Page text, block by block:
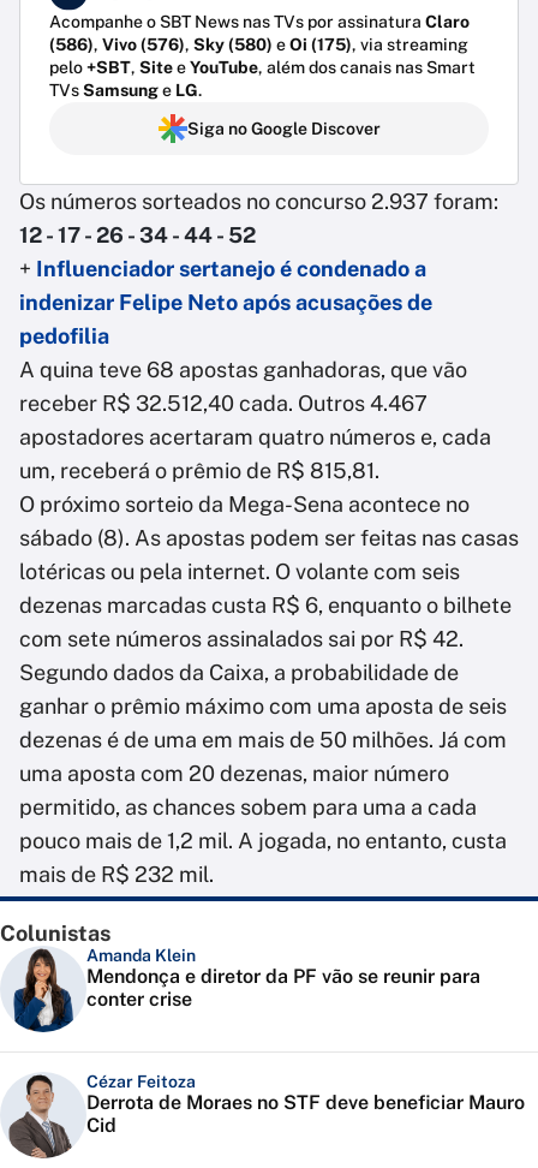
Acompanhe o SBT News nas TVs por assinatura Claro
(586), Vivo (576), Sky (580) eOi (175), via streaming
pelo+SBT, SiteeYouTube, além dos canais nas Smart
TVsSamsunge LG.
Siga no Google Discover
Os números sorteados no concurso 2.937 foram:
12 - 17 - 26 - 34 - 44 - 52
+ Influenciador sertanejo é condenado a
indenizar Felipe Neto após acusações de
pedofilia
A quina teve 68 apostas ganhadoras, que vão
receber R$ 32.512,40 cada. Outros 4.467
apostadores acertaram quatro números e, cada
um, receberá o prêmio de R$ 815,81.
O próximo sorteio da Mega-Sena acontece no
sábado (8). As apostas podem ser feitas nas casas
lotéricas ou pela internet. O volante com seis
dezenas marcadas custa R$ 6, enquanto o bilhete
com sete números assinalados sai por R$ 42.
Segundo dados da Caixa, a probabilidade de
ganhar o prêmio máximo com uma aposta de seis
dezenas é de uma em mais de 50 milhões. Já com
uma aposta com 20 dezenas, maior número
permitido, as chances sobem para uma a cada
pouco mais de 1,2 mil. A jogada, no entanto, custa
mais de R$ 232 mil.
Colunistas
Amanda Klein
Mendonça e diretor da PF vão se reunir para
conter crise
Cézar Feitoza
Derrota de Moraes no STF deve beneficiar Mauro
Cid